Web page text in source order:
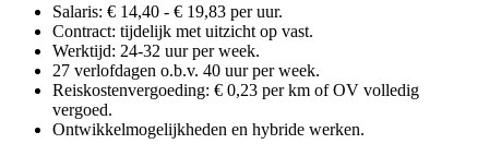
Salaris: € 14,40 - € 19,83 per uur.
Contract: tijdelijk met uitzicht op vast.
Werktijd: 24-32 uur per week.
27 verlofdagen o.b.v. 40 uur per week.
Reiskostenvergoeding: € 0,23 per km of OV volledig
vergoed.
Ontwikkelmogelijkheden en hybride werken.